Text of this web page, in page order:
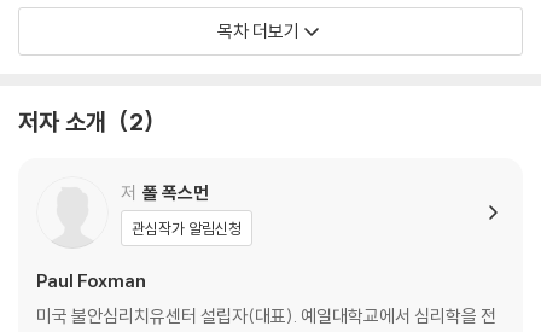
나이에 따라 불안도 바뀝니다
제3장_불안해하는 아이들의 성격
불안감을 키우는 성격이 따로 있나요? l 불안한 아이들은 이런 생각에 빠져
있어요 l 불안 특성이 아이의 장점이 될 수도 있습니다 l 아이가 불안해하는
걸 어떻게 알아보나요? l 아이를 바꾸려하지 말고 도와주세요 l PLUS TIP
· 아이들의 불안 특성을 줄여주는 방법
목차 더보기
저자 소개 2
저 폴 폭스먼
관심작가 알림신청
Paul Foxman
미국 불안심리치유센터 설립자(대표). 예일대학교에서 심리학을 전